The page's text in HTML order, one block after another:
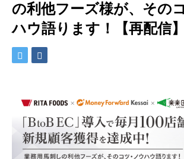
の利他フーズ様が、その
ハウ語ります！【再配信】